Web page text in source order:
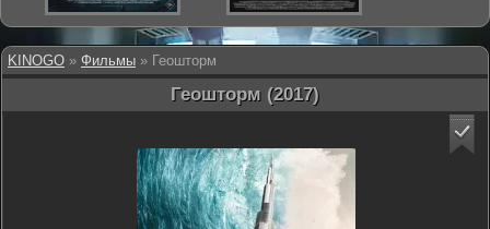
KINOGO » Фильмы » Геошторм
Геошторм (2017)